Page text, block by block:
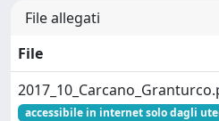
File allegati
File
accessibile in internet solo dagli